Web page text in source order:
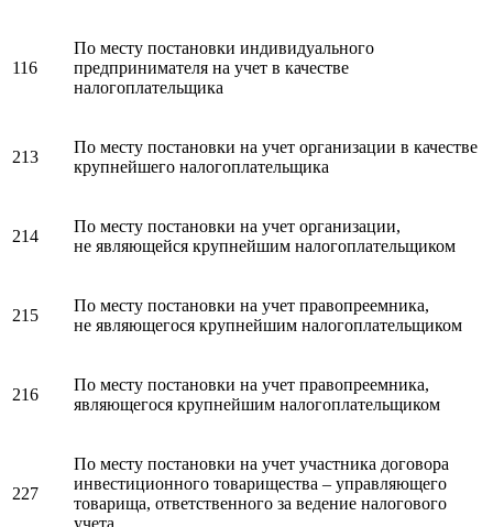
116
По месту постановки индивидуального
предпринимателя на учет в качестве
налогоплательщика
213
По месту постановки на учет организации в качестве
крупнейшего налогоплательщика
214
По месту постановки на учет организации,
не являющейся крупнейшим налогоплательщиком
215
По месту постановки на учет правопреемника,
не являющегося крупнейшим налогоплательщиком
216
По месту постановки на учет правопреемника,
являющегося крупнейшим налогоплательщиком
227
По месту постановки на учет участника договора
инвестиционного товарищества – управляющего
товарища, ответственного за ведение налогового
учета